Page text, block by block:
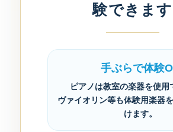
験できます
手ぶらで体験
ピアノは教室の楽器を使用
ヴァイオリン等も体験用楽器
けます。